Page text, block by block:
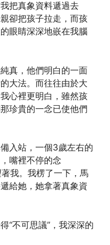
把真象資料遞過去
卻把孩子拉走，而孩
眼睛深深地嵌在我腦
真，他們明白的一面
大法。而往往由於大
心裡更明白，雖然孩
珍貴的一念已使他們
入站，一個3歲左右的
嘴裡不停的念
我。我楞了一下，馬
給她，她拿著真象資
“不可思議”，我深深的